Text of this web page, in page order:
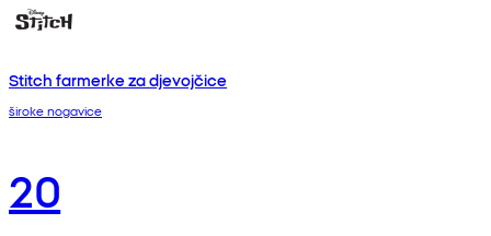
Stitch farmerke za djevojčice
široke nogavice
20